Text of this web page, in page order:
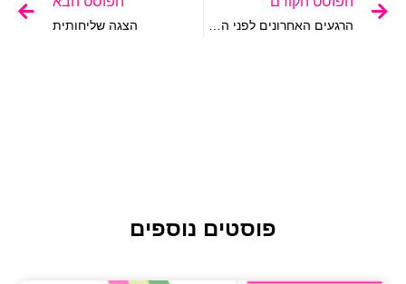
הרגעים האחרונים לפני ההגעה ל-100% הצגה שליחותית
פוסטים נוספים